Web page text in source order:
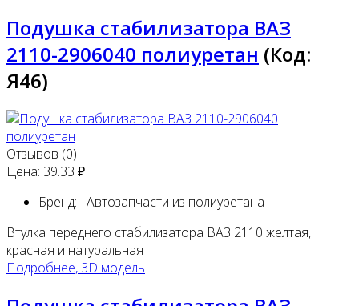
Подушка стабилизатора ВАЗ
2110-2906040 полиуретан (Код:
Я46)
Отзывов (0)
Цена: 39.33 ₽
Бренд: Автозапчасти из полиуретана
Втулка переднего стабилизатора ВАЗ 2110 желтая,
красная и натуральная
Подробнее, 3D модель